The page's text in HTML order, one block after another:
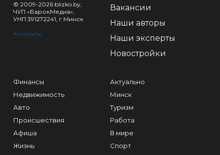
© 2009-2026 blizko.by,
ЧУП «БарокМедиа»,
УНП 391272241, г.Минск
Контакты
Вакансии
Наши авторы
Наши эксперты
Новостройки
Финансы
Недвижимость
Авто
Происшествия
Афиша
Жизнь
Актуально
Минск
Туризм
Работа
В мире
Спорт